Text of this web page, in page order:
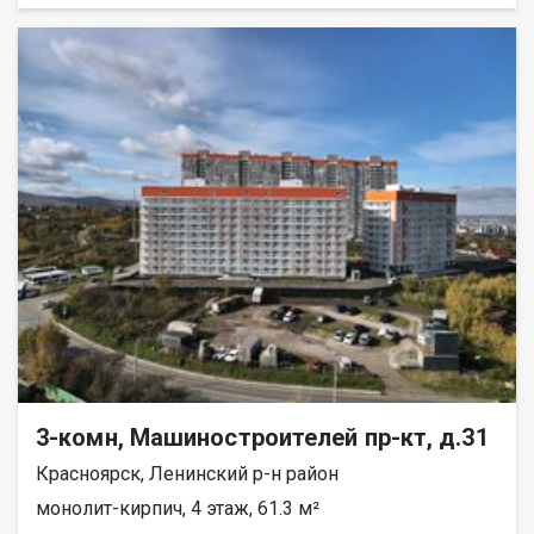
электроподогревом. Останется только сделать финишную
отделку по своему вкусу. Первый этаж — удобно для семей с
детьми и пожилых людей (лифт не нужен, спокойный выход на
улицу). Балкон отсутствует, но это компенсируется отличной
планировкой и тёплыми полами. Условия покупки: • подходит
любой вид расчёта (ипотека, наличные, материнский капитал);
• возможна рассрочка; • покупатель комиссию не оплачивает.
Звоните, отвечу на все вопросы, организую показ.
3-комн, Машиностроителей пр-кт, д.31
Красноярск, Ленинский р-н район
монолит-кирпич, 4 этаж, 61.3 м²